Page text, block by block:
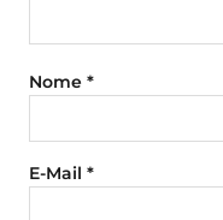
Nome *
E-Mail *